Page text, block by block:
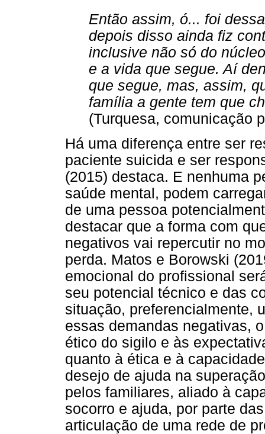
Então assim, ó... foi
depois disso ainda fiz
inclusive não só do
e a vida que segue. Aí
que segue, mas, assim,
família a gente tem que
(Turquesa, comunicação
Há uma diferença entre ser
paciente suicida e ser
(2015) destaca. E nenhuma
saúde mental, podem
de uma pessoa
destacar que a forma com
negativos vai repercutir no
perda. Matos e Borowski
emocional do profissional
seu potencial técnico e das
situação, preferencialmente,
essas demandas negativas,
ético do sigilo e às
quanto à ética e à
desejo de ajuda na
pelos familiares, aliado à
socorro e ajuda, por parte
articulação de uma rede de